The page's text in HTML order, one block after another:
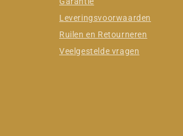
Leveringsvoorwaarden
Ruilen en Retourneren
Veelgestelde vragen